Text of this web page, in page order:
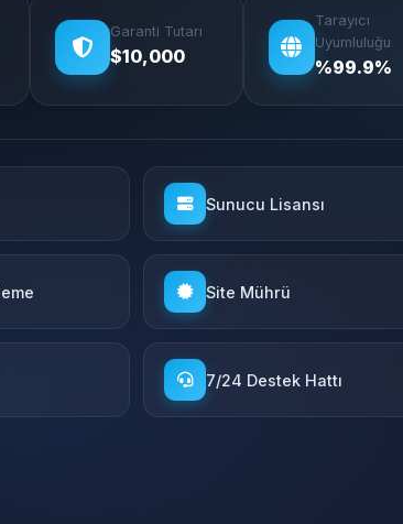
Garanti Tutarı
$10,000
Tarayıcı
Uyumluluğu
%99.9%
Sunucu Lisansı
Site Mührü
7/24 Destek Hattı